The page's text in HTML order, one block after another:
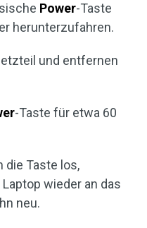
Power-Taste
herunterzufahren.
und entfernen
-Taste für etwa 60
die Taste los,
wieder an das
neu.